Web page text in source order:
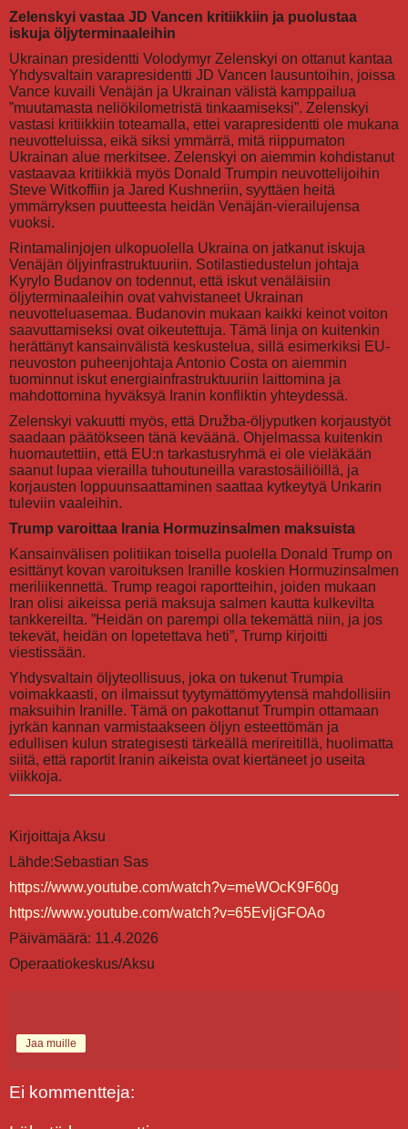
Zelenskyi vastaa JD Vancen kritiikkiin ja puolustaa
iskuja öljyterminaaleihin
Ukrainan presidentti Volodymyr Zelenskyi on ottanut kantaa
Yhdysvaltain varapresidentti JD Vancen lausuntoihin, joissa
Vance kuvaili Venäjän ja Ukrainan välistä kamppailua
”muutamasta neliökilometristä tinkaamiseksi”. Zelenskyi
vastasi kritiikkiin toteamalla, ettei varapresidentti ole mukana
neuvotteluissa, eikä siksi ymmärrä, mitä riippumaton
Ukrainan alue merkitsee. Zelenskyi on aiemmin kohdistanut
vastaavaa kritiikkiä myös Donald Trumpin neuvottelijoihin
Steve Witkoffiin ja Jared Kushneriin, syyttäen heitä
ymmärryksen puutteesta heidän Venäjän-vierailujensa
vuoksi.
Rintamalinjojen ulkopuolella Ukraina on jatkanut iskuja
Venäjän öljyinfrastruktuuriin. Sotilastiedustelun johtaja
Kyrylo Budanov on todennut, että iskut venäläisiin
öljyterminaaleihin ovat vahvistaneet Ukrainan
neuvotteluasemaa. Budanovin mukaan kaikki keinot voiton
saavuttamiseksi ovat oikeutettuja. Tämä linja on kuitenkin
herättänyt kansainvälistä keskustelua, sillä esimerkiksi EU-
neuvoston puheenjohtaja Antonio Costa on aiemmin
tuominnut iskut energiainfrastruktuuriin laittomina ja
mahdottomina hyväksyä Iranin konfliktin yhteydessä.
Zelenskyi vakuutti myös, että Družba-öljyputken korjaustyöt
saadaan päätökseen tänä keväänä. Ohjelmassa kuitenkin
huomautettiin, että EU:n tarkastusryhmä ei ole vieläkään
saanut lupaa vierailla tuhoutuneilla varastosäiliöillä, ja
korjausten loppuunsaattaminen saattaa kytkeytyä Unkarin
tuleviin vaaleihin.
Trump varoittaa Irania Hormuzinsalmen maksuista
Kansainvälisen politiikan toisella puolella Donald Trump on
esittänyt kovan varoituksen Iranille koskien Hormuzinsalmen
meriliikennettä. Trump reagoi raportteihin, joiden mukaan
Iran olisi aikeissa periä maksuja salmen kautta kulkevilta
tankkereilta. ”Heidän on parempi olla tekemättä niin, ja jos
tekevät, heidän on lopetettava heti”, Trump kirjoitti
viestissään.
Yhdysvaltain öljyteollisuus, joka on tukenut Trumpia
voimakkaasti, on ilmaissut tyytymättömyytensä mahdollisiin
maksuihin Iranille. Tämä on pakottanut Trumpin ottamaan
jyrkän kannan varmistaakseen öljyn esteettömän ja
edullisen kulun strategisesti tärkeällä merireitillä, huolimatta
siitä, että raportit Iranin aikeista ovat kiertäneet jo useita
viikkoja.
Kirjoittaja Aksu
Lähde:Sebastian Sas
https://www.youtube.com/watch?v=meWOcK9F60g
https://www.youtube.com/watch?v=65EvIjGFOAo
Päivämäärä: 11.4.2026
Operaatiokeskus/Aksu
Jaa muille
Ei kommentteja: